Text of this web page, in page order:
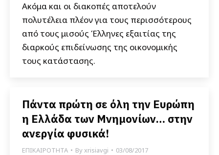
Ακόμα και οι διακοπές αποτελούν
πολυτέλεια πλέον για τους περισσότερους
από τους μισούς Έλληνες εξαιτίας της
διαρκούς επιδείνωσης της οικονομικής
τους κατάστασης.
Πάντα πρώτη σε όλη την Ευρώπη
η Ελλάδα των Μνημονίων… στην
ανεργία φυσικά!
ΕΠΙΚΑΙΡΟΤΗΤΑ Byxrisiavgi 03/08/2017